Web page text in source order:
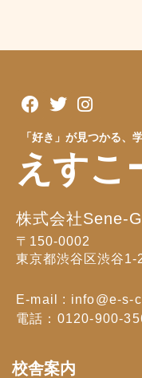
「好き」が見つかる、
えすこ
株式会社Sene-G
〒150-0002
東京都渋谷区渋谷1-
E-mail : info@e-s-
電話：0120-900-
校舎案内